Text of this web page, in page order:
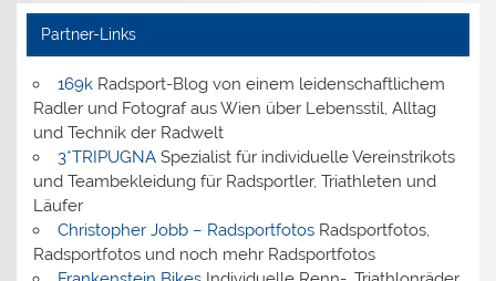
Partner-Links
169kRadsport-Blog von einem leidenschaftlichem
Radler und Fotograf aus Wien über Lebensstil, Alltag
und Technik der Radwelt
3*TRIPUGNASpezialist für individuelle Vereinstrikots
und Teambekleidung für Radsportler, Triathleten und
Läufer
Christopher Jobb – RadsportfotosRadsportfotos,
Radsportfotos und noch mehr Radsportfotos